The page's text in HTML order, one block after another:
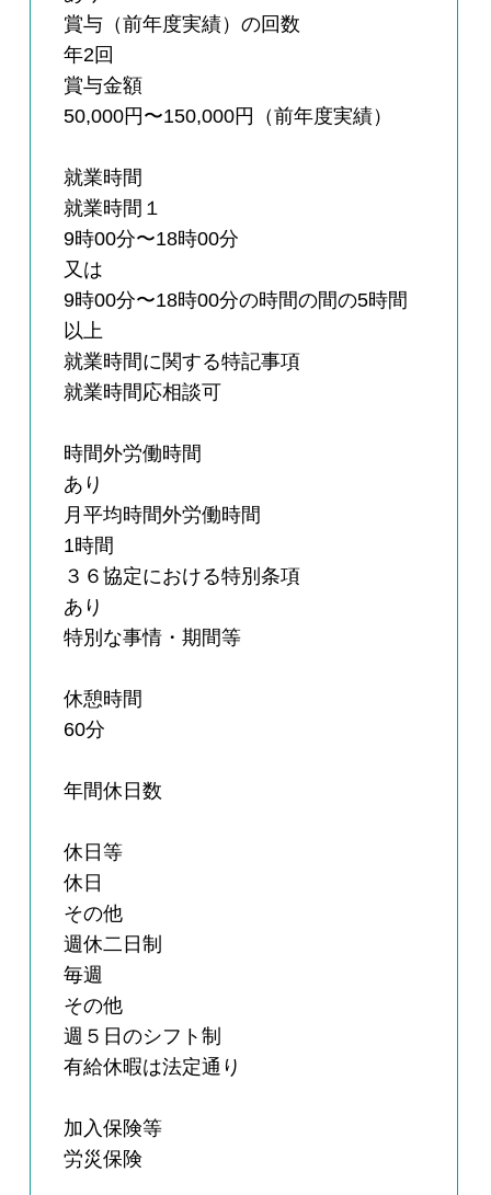
賞与（前年度実績）の回数
年2回
賞与金額
50,000円〜150,000円（前年度実績）
就業時間
就業時間１
9時00分〜18時00分
又は
9時00分〜18時00分の時間の間の5時間
以上
就業時間に関する特記事項
就業時間応相談可
時間外労働時間
あり
月平均時間外労働時間
1時間
３６協定における特別条項
あり
特別な事情・期間等
休憩時間
60分
年間休日数
休日等
休日
その他
週休二日制
毎週
その他
週５日のシフト制
有給休暇は法定通り
加入保険等
労災保険